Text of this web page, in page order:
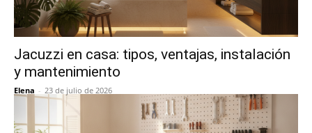
Jacuzzi en casa: tipos, ventajas, instalación
y mantenimiento
Elena - 23 de julio de 2026